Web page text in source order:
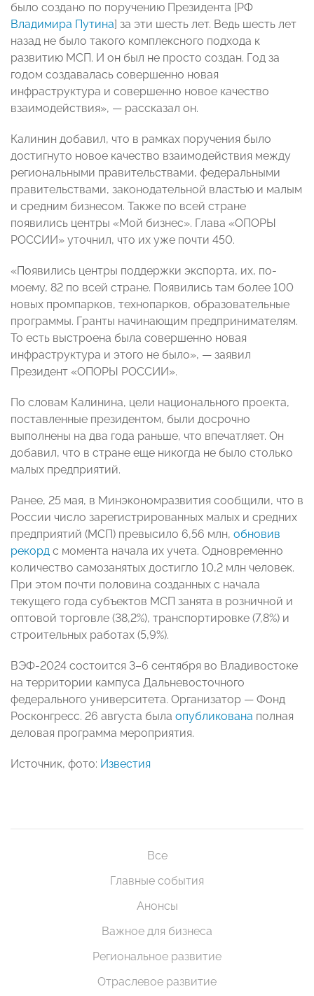
было создано по поручению Президента [РФ
Владимира Путина] за эти шесть лет. Ведь шесть лет
назад не было такого комплексного подхода к
развитию МСП. И он был не просто создан. Год за
годом создавалась совершенно новая
инфраструктура и совершенно новое качество
взаимодействия», — рассказал он.
Калинин добавил, что в рамках поручения было
достигнуто новое качество взаимодействия между
региональными правительствами, федеральными
правительствами, законодательной властью и малым
и средним бизнесом. Также по всей стране
появились центры «Мой бизнес». Глава «ОПОРЫ
РОССИИ» уточнил, что их уже почти 450.
«Появились центры поддержки экспорта, их, по-
моему, 82 по всей стране. Появились там более 100
новых промпарков, технопарков, образовательные
программы. Гранты начинающим предпринимателям.
То есть выстроена была совершенно новая
инфраструктура и этого не было», — заявил
Президент «ОПОРЫ РОССИИ».
По словам Калинина, цели национального проекта,
поставленные президентом, были досрочно
выполнены на два года раньше, что впечатляет. Он
добавил, что в стране еще никогда не было столько
малых предприятий.
Ранее, 25 мая, в Минэкономразвития сообщили, что в
России число зарегистрированных малых и средних
предприятий (МСП) превысило 6,56 млн, обновив
рекорд с момента начала их учета. Одновременно
количество самозанятых достигло 10,2 млн человек.
При этом почти половина созданных с начала
текущего года субъектов МСП занята в розничной и
оптовой торговле (38,2%), транспортировке (7,8%) и
строительных работах (5,9%).
ВЭФ-2024 состоится 3–6 сентября во Владивостоке
на территории кампуса Дальневосточного
федерального университета. Организатор — Фонд
Росконгресс. 26 августа была опубликована полная
деловая программа мероприятия.
Источник, фото: Известия
Все
Главные события
Анонсы
Важное для бизнеса
Региональное развитие
Отраслевое развитие